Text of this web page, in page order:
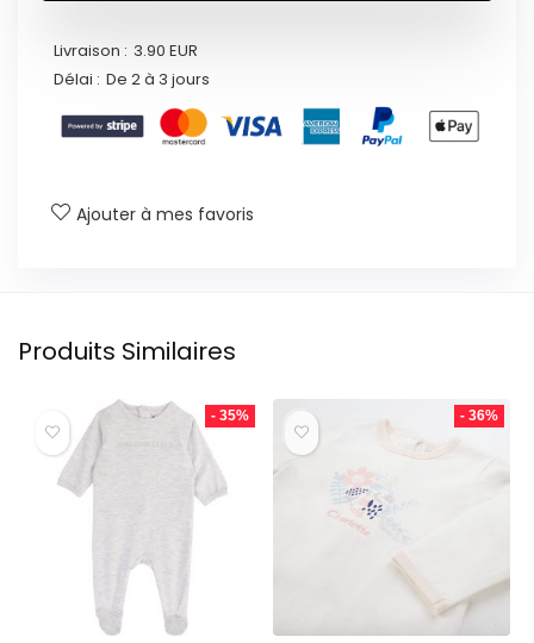
Livraison : 3.90 EUR
Délai : De 2 à 3 jours
Ajouter à mes favoris
Produits Similaires
- 35% - 36%